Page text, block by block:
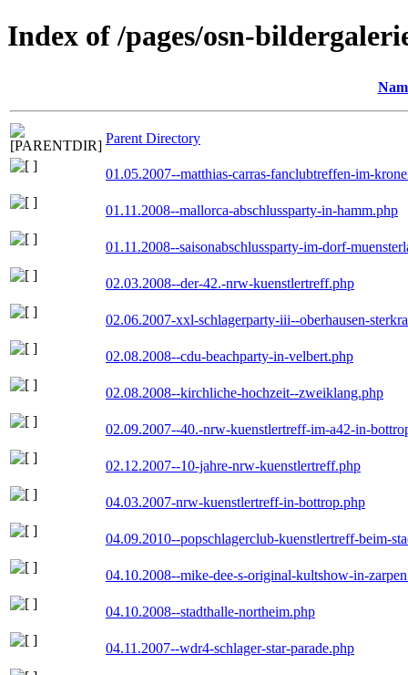
Index of /pages/osn-
Parent Directory
01.05.2007--matthias-carras-fanclubtreffen-im-
01.11.2008--mallorca-abschlussparty-in-hamm.php
01.11.2008--saisonabschlussparty-im-dorf-
02.03.2008--der-42.-nrw-kuenstlertreff.php
02.06.2007-xxl-schlagerparty-iii--oberhausen-
02.08.2008--cdu-beachparty-in-velbert.php
02.08.2008--kirchliche-hochzeit--zweiklang.php
02.09.2007--40.-nrw-kuenstlertreff-im-a42-in-
02.12.2007--10-jahre-nrw-kuenstlertreff.php
04.03.2007-nrw-kuenstlertreff-in-bottrop.php
04.09.2010--popschlagerclub-kuenstlertreff-beim-
04.10.2008--mike-dee-s-original-kultshow-in-
04.10.2008--stadthalle-northeim.php
04.11.2007--wdr4-schlager-star-parade.php